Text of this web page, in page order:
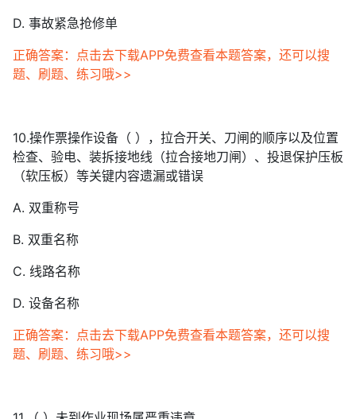
D. 事故紧急抢修单
正确答案：点击去下载APP免费查看本题答案，还可以搜
题、刷题、练习哦>>
10.操作票操作设备（ ），拉合开关、刀闸的顺序以及位置
检查、验电、装拆接地线（拉合接地刀闸）、投退保护压板
（软压板）等关键内容遗漏或错误
A. 双重称号
B. 双重名称
C. 线路名称
D. 设备名称
正确答案：点击去下载APP免费查看本题答案，还可以搜
题、刷题、练习哦>>